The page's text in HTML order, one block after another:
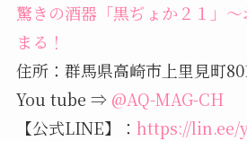
驚きの酒器「黒ぢょか２１」
まる！
住所：群馬県高崎市上里見町
You tube ⇒ @AQ-MAG-CH
【公式LINE】： https://lin.ee/